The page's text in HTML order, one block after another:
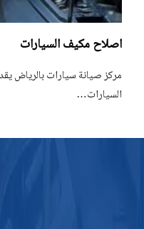
اصلاح مكيف السيارات
مركز صيانة سيارات بالرياض
السيارات…